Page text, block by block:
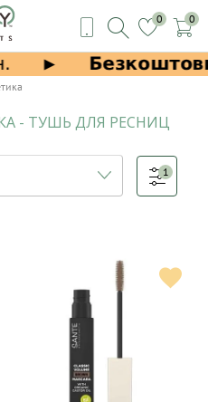
0 0
- ТУШЬ ДЛЯ РЕСНИЦ
1